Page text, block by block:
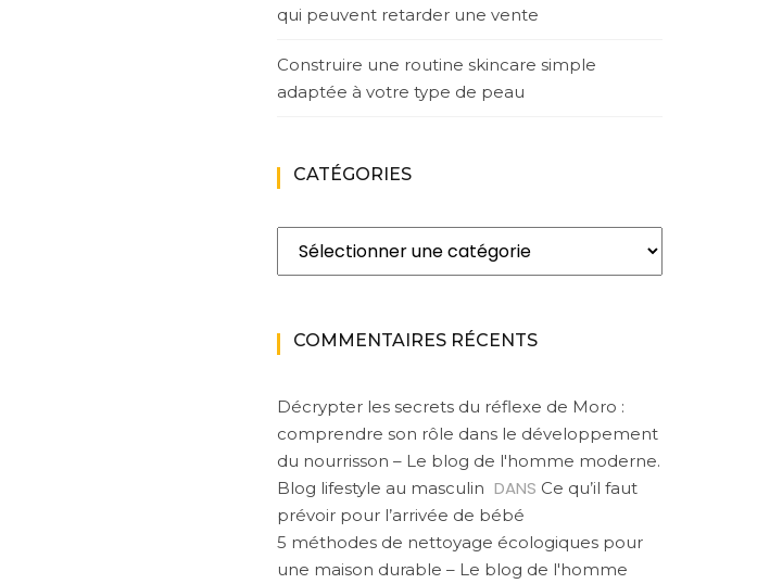
qui peuvent retarder une vente
Construire une routine skincare simple
adaptée à votre type de peau
CATÉGORIES
Catégories
COMMENTAIRES RÉCENTS
Décrypter les secrets du réflexe de Moro :
comprendre son rôle dans le développement
du nourrisson – Le blog de l'homme moderne.
Blog lifestyle au masculin DANS Ce qu’il faut
prévoir pour l’arrivée de bébé
5 méthodes de nettoyage écologiques pour
une maison durable – Le blog de l'homme